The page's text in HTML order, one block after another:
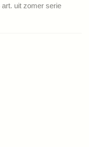
uit zomer serie